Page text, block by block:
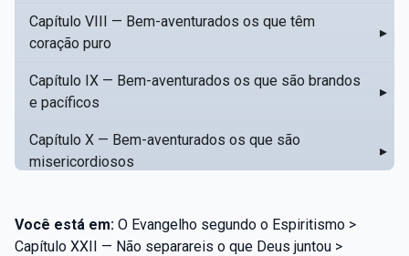
Capítulo VIII — Bem-aventurados os que têm
coração puro
▸
Capítulo IX — Bem-aventurados os que são brandos
e pacíficos
▸
Capítulo X — Bem-aventurados os que são
misericordiosos
▸
Capítulo XII — Amai os vossos inimigos
Você está em: O Evangelho segundo o Espiritismo >
Capítulo XXII — Não separareis o que Deus juntou >